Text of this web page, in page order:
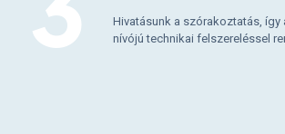
Hivatásunk a szórakoztatás, így
nívójú technikai felszereléssel